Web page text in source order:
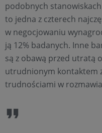
podobnych
to jedna z czterech
w negocjowaniu
ją 12% badanych. Inne
są z obawą przed utratą
utrudnionym kontaktem
trudnościami w